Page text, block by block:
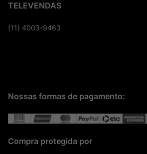
TELEVENDAS
(11) 4003-9463
Nossas formas de pagamento:
Compra protegida por